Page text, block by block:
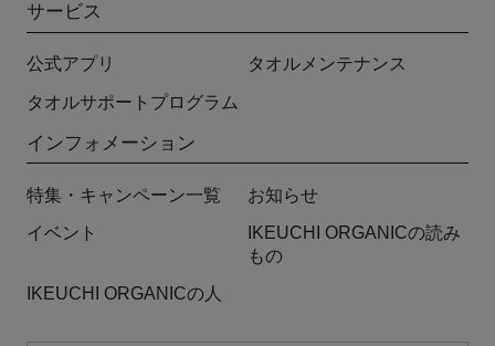
サービス
公式アプリ タオルメンテナンス
タオルサポートプログラム
インフォメーション
特集・キャンペーン一覧 お知らせ
イベント
IKEUCHI ORGANICの読み
もの
IKEUCHI ORGANICの人